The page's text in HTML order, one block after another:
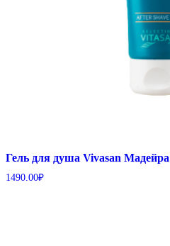
Гель для душа Vivasan Мадейра
1490.00₽